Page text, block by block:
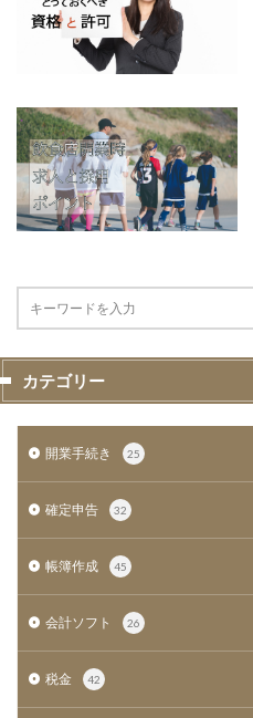
カテゴリー
開業手続き 25
確定申告 32
帳簿作成 45
会計ソフト 26
税金 42